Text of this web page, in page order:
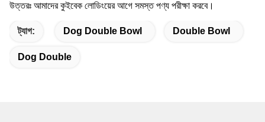
উত্তরঃ আমাদের কুইবেক লোডিংয়ের আগে সমস্ত পণ্য পরীক্ষা করবে।
ট্যাগ: Dog Double Bowl Double Bowl
Dog Double